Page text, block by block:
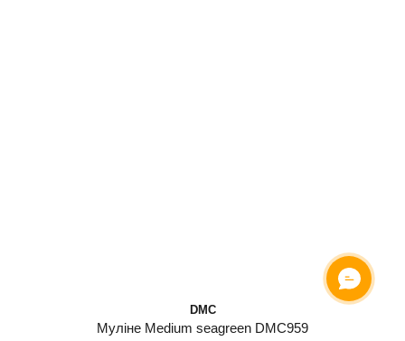
DMC
Муліне Medium seagreen DMC959